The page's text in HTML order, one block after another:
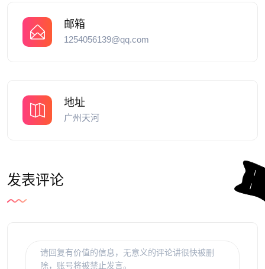
邮箱
1254056139@qq.com
地址
广州天河
发表评论